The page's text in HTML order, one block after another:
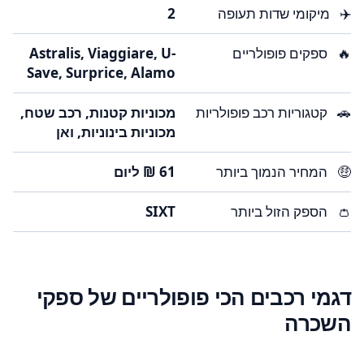
✈️ מיקומי שדות תעופה 2
🔥 ספקים פופולריים
Astralis, Viaggiare, U-
Save, Surprice, Alamo
🚗 קטגוריות רכב פופולריות
מכוניות קטנות, רכב שטח,
מכוניות בינוניות, ואן
🤑 המחיר הנמוך ביותר
👛 הספק הזול ביותר SIXT
דגמי רכבים הכי פופולריים של ספקי
השכרה